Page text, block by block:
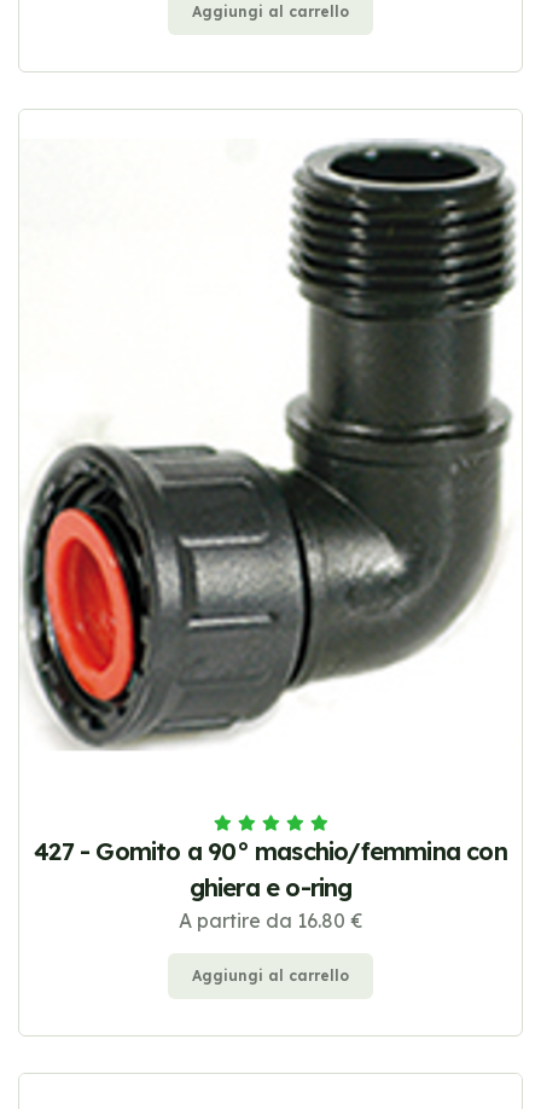
Aggiungi al carrello
427 - Gomito a 90° maschio/femmina con
ghiera e o-ring
A partire da 16.80 €
Aggiungi al carrello